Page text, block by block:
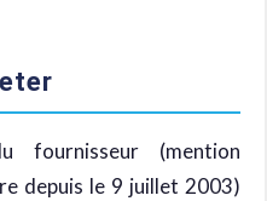
(mention
depuis le 9 juillet 2003)